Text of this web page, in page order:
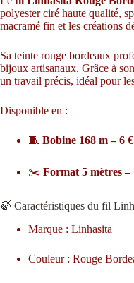
polyester ciré haute qualité,
macramé fin et les créations
Sa teinte rouge bordeaux
bijoux artisanaux. Grâce à
un travail précis, idéal pour
Disponible en :
🧵 Bobine 168 m – 6 €
✂️ Format 5 mètres –
🍃 Caractéristiques du fil
Marque : Linhasita
Couleur : Rouge